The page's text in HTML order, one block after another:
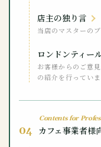
店主の独り言
当店のマスターのブ
ロンドンティー
お客様からのご意
の紹介を行っていま
Contents for
04 カフェ事業者様